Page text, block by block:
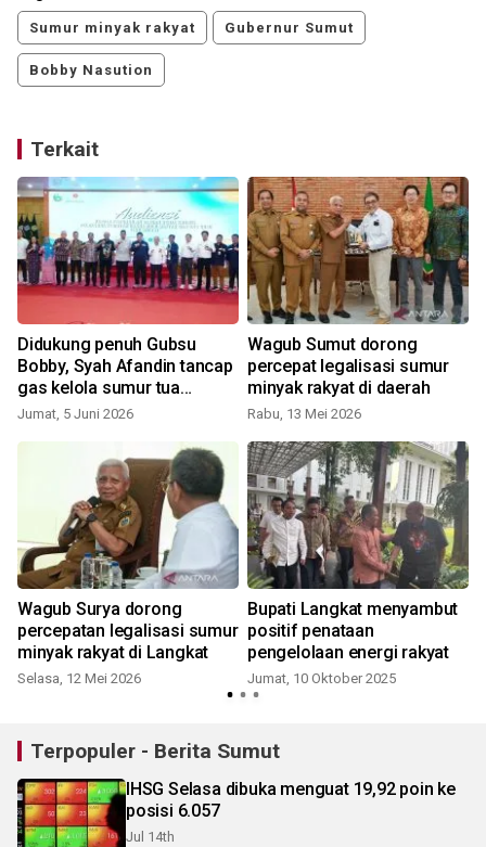
Sumur minyak rakyat Gubernur Sumut
Bobby Nasution
Terkait
Didukung penuh Gubsu
Bobby, Syah Afandin tancap
gas kelola sumur tua
Langkat untuk rakyat
Jumat, 5 Juni 2026
Wagub Sumut dorong
percepat legalisasi sumur
minyak rakyat di daerah
Rabu, 13 Mei 2026
Wagub Surya dorong
percepatan legalisasi sumur
minyak rakyat di Langkat
Selasa, 12 Mei 2026
Bupati Langkat menyambut
positif penataan
pengelolaan energi rakyat
Jumat, 10 Oktober 2025
Terpopuler - Berita Sumut
IHSG Selasa dibuka menguat 19,92 poin ke
posisi 6.057
Jul 14th